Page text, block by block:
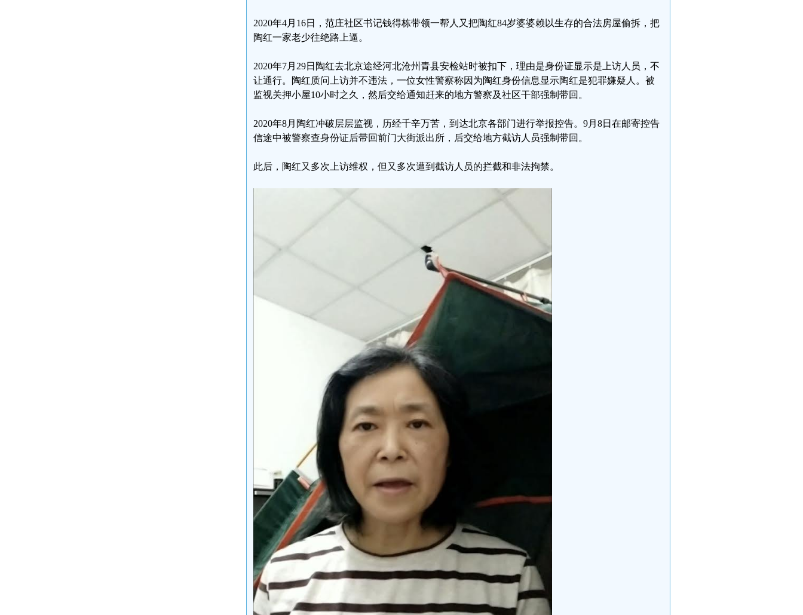
2020年4月16日，范庄社区书记钱得栋带领一帮人又把陶红84岁婆婆赖以生存的合法房屋偷拆，把
陶红一家老少往绝路上逼。
2020年7月29日陶红去北京途经河北沧州青县安检站时被扣下，理由是身份证显示是上访人员，不
让通行。陶红质问上访并不违法，一位女性警察称因为陶红身份信息显示陶红是犯罪嫌疑人。被
监视关押小屋10小时之久，然后交给通知赶来的地方警察及社区干部强制带回。
2020年8月陶红冲破层层监视，历经千辛万苦，到达北京各部门进行举报控告。9月8日在邮寄控告
信途中被警察查身份证后带回前门大街派出所，后交给地方截访人员强制带回。
此后，陶红又多次上访维权，但又多次遭到截访人员的拦截和非法拘禁。